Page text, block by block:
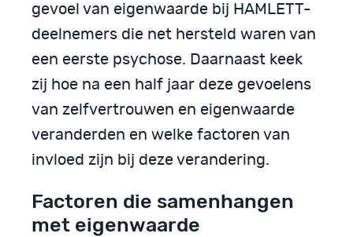
gevoel van eigenwaarde bij HAMLETT-
deelnemers die net hersteld waren van
een eerste psychose. Daarnaast keek
zij hoe na een half jaar deze gevoelens
van zelfvertrouwen en eigenwaarde
veranderden en welke factoren van
invloed zijn bij deze verandering.
Factoren die samenhangen
met eigenwaarde